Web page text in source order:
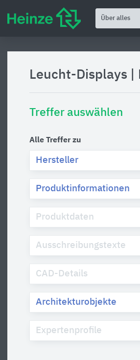
Über alles
Leucht-Displays
Treffer auswählen
Alle Treffer zu
Hersteller
Produktinformationen
Produktdaten
Ausschreibungstexte
CAD-Details
Architekturobjekte
Expertenprofile